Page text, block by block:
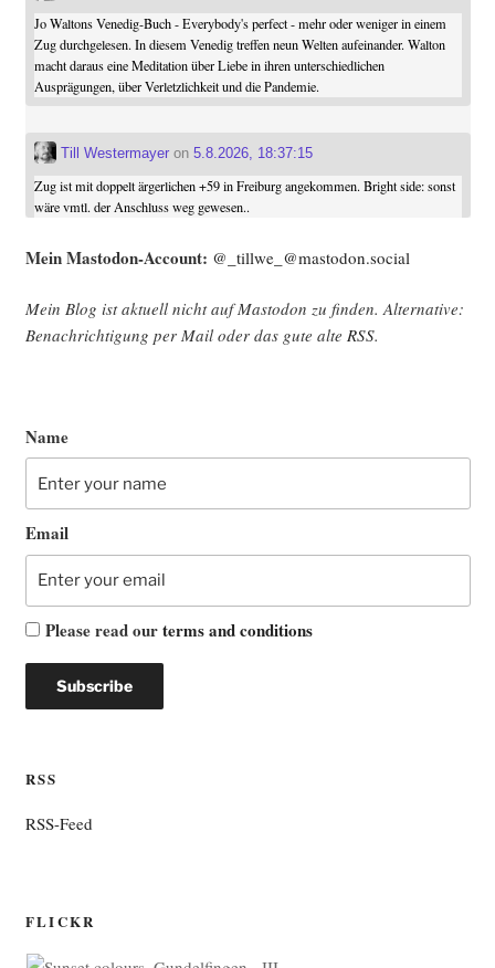
Jo Waltons Venedig-Buch - Everybody's perfect - mehr oder weniger in einem
Zug durchgelesen. In diesem Venedig treffen neun Welten aufeinander. Walton
macht daraus eine Meditation über Liebe in ihren unterschiedlichen
Ausprägungen, über Verletzlichkeit und die Pandemie.
Till Westermayeron 5.8.2026, 18:37:15
Zug ist mit doppelt ärgerlichen +59 in Freiburg angekommen. Bright side: sonst
wäre vmtl. der Anschluss weg gewesen..
Mein Mast­o­don-Account: @_tillwe_@mastodon.social
Mein Blog ist aktu­ell nicht auf Mast­o­don zu fin­den. Alter­na­ti­ve:
Benach­rich­ti­gung per Mail oder das gute alte RSS.
Name
Email
Please read ourterms and conditions
RSS
RSS-Feed
FLICKR